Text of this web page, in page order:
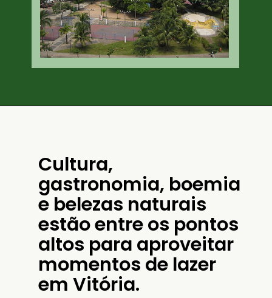
Cultura,
gastronomia, boemia
e belezas naturais
estão entre os pontos
altos para aproveitar
momentos de lazer
em Vitória.